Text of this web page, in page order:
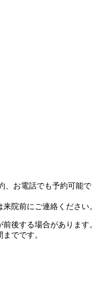
、お電話でも予約可能で
院前にご連絡ください。
後する場合があります。
でです。